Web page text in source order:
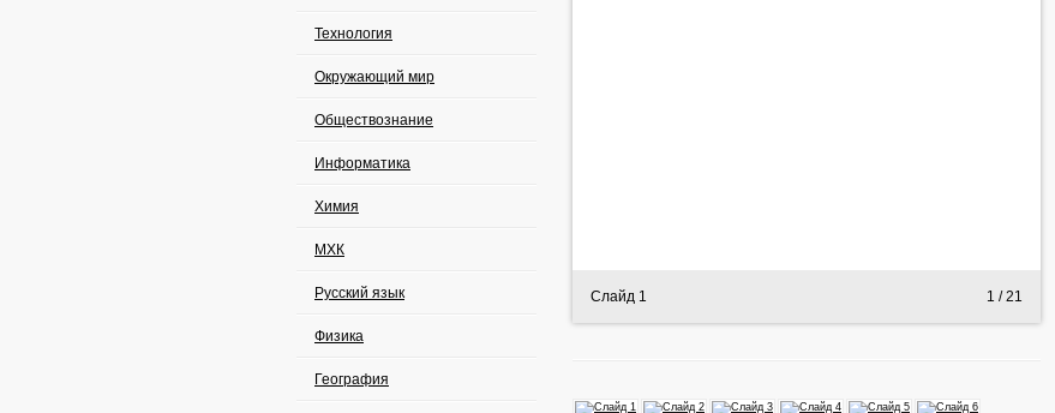
Технология
Окружающий мир
Обществознание
Информатика
Химия
МХК
Русский язык
Физика
География
Слайд 1 1 / 21